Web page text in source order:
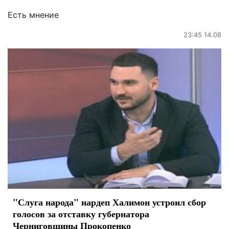
Есть мнение
23:45 14.08
"Слуга народа" нардеп Халимон устроил сбор
голосов за отставку губернатора
Черниговщины Прокопенко